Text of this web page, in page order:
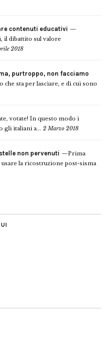
contenuti educativi
il dibattito sul valore
2018
purtroppo, non facciamo
che sta per lasciare, e di cui sono
votate! In questo modo i
gli italiani a... 2 Marzo 2018
non pervenuti
Prima
la ricostruzione post-sisma